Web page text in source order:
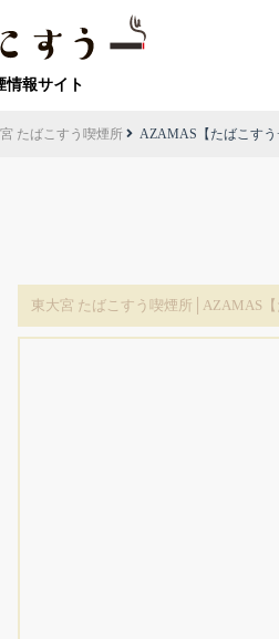
情報サイト
たばこすう喫煙所 AZAMAS【たばこすう
東大宮 たばこすう喫煙所│AZAMAS【